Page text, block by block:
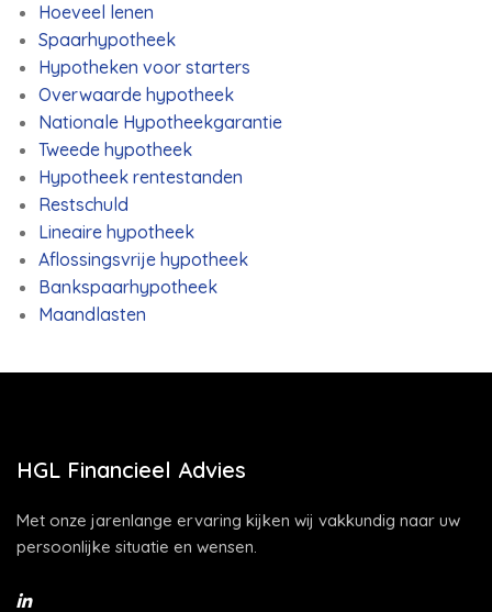
Hoeveel lenen
Spaarhypotheek
Hypotheken voor starters
Overwaarde hypotheek
Nationale Hypotheekgarantie
Tweede hypotheek
Hypotheek rentestanden
Restschuld
Lineaire hypotheek
Aflossingsvrije hypotheek
Bankspaarhypotheek
Maandlasten
HGL Financieel Advies
Met onze jarenlange ervaring kijken wij vakkundig naar uw
persoonlijke situatie en wensen.